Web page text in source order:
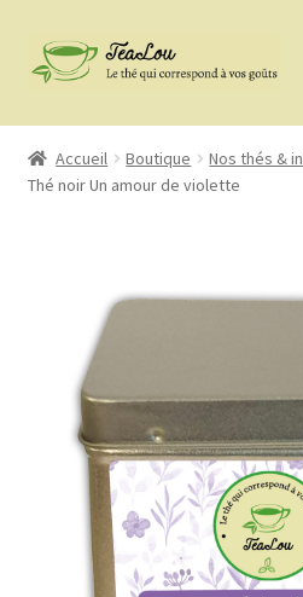
Aller
à
Aller
au
Nos thés & infusions
Gins et Rhums
Kit à Bubbels Tea’s
Accessoires
La marque
confiture
Porte-clés
Accueil Boutique Nos thés &
Thé noir Un amour de violette